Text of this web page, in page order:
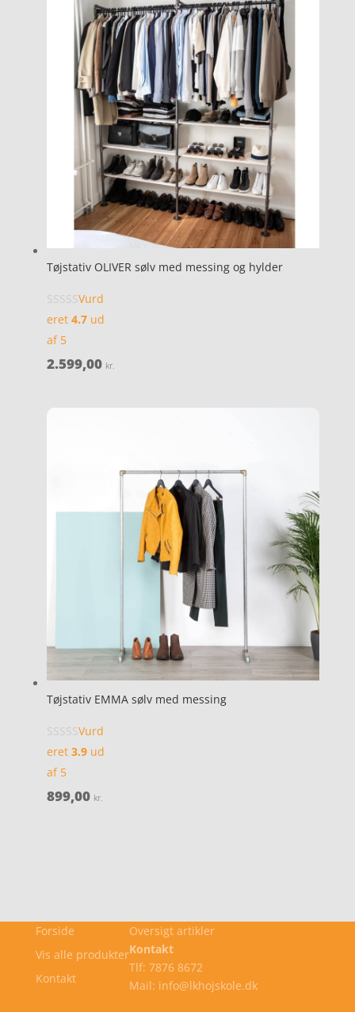
Tøjstativ OLIVER sølv med messing og hylder
Vurd
eret 4.7ud
af 5
2.599,00 kr.
Tøjstativ EMMA sølv med messing
Vurd
eret 3.9ud
af 5
899,00 kr.
Forside
Vis alle produkter
Kontakt
Oversigt artikler
Kontakt
Tlf: 7876 8672
Mail: info@lkhojskole.dk